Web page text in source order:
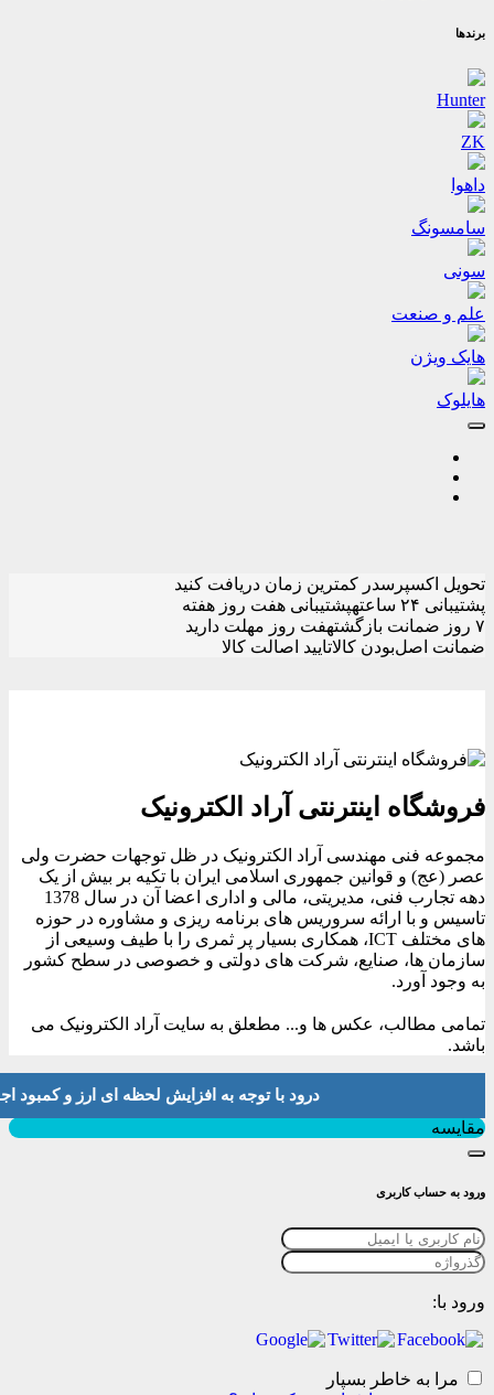
برندها
Hunter
ZK
داهوا
سامسونگ
سونی
علم و صنعت
هایک ویژن
هایلوک
تحویل اکسپرسدر کمترین زمان دریافت کنید
پشتیبانی ۲۴ ساعته
پشتیبانی هفت روز هفته
۷ روز ضمانت بازگشت
هفت روز مهلت دارید
ضمانت اصل‌بودن کالاتایید اصالت کالا
فروشگاه اینترنتی آراد الکترونیک
مجموعه فنی مهندسی آراد الکترونیک در ظل توجهات حضرت ولی
عصر (عج) و قوانین جمهوری اسلامی ایران با تکیه بر بیش از یک
دهه تجارب فنی، مدیریتی، مالی و اداری اعضا آن در سال 1378
تاسیس و با ارائه سروریس های برنامه ریزی و مشاوره در حوزه
های مختلف ICT، همکاری بسیار پر ثمری را با طیف وسیعی از
سازمان ها، صنایع، شرکت های دولتی و خصوصی در سطح کشور
به وجود آورد.
تمامی مطالب، عکس ها و... مطعلق به سایت آراد الکترونیک می
باشد.
درود با توجه به افزایش لحظه ای ارز و کمبود اجناس لطفا موجودی
مقایسه
ورود به حساب کاربری
ورود با:
مرا به خاطر بسپار